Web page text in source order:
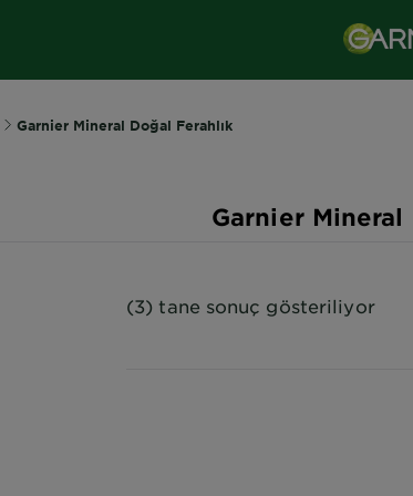
Garnier Mineral Doğal Ferahlık
Garnier Mineral
(3) tane sonuç gösteriliyor